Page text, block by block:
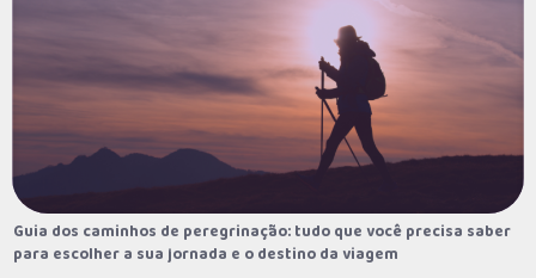
Guia dos caminhos de peregrinação: tudo que você precisa saber
para escolher a sua jornada e o destino da viagem
Guia dos caminhos de peregrinação: tudo que você precisa saber
para escolher a sua jornada e o destino da viagem